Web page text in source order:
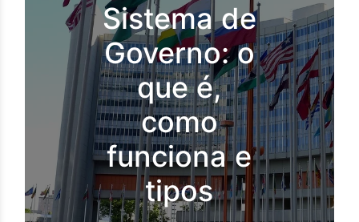
Sistema de
Governo: o
que é,
como
funciona e
tipos